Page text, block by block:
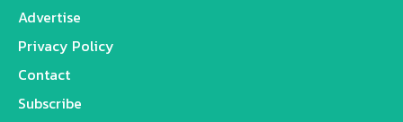
Advertise
Privacy Policy
Contact
Subscribe